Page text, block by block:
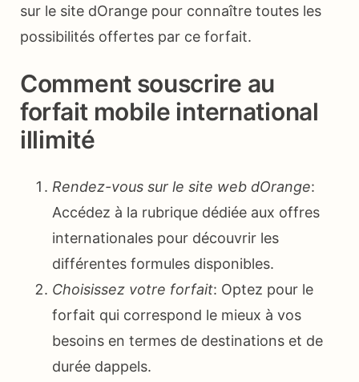
sur le site dOrange pour connaître toutes les
possibilités offertes par ce forfait.
Comment souscrire au
forfait mobile international
illimité
Rendez-vous sur le site web dOrange:
Accédez à la rubrique dédiée aux offres
internationales pour découvrir les
différentes formules disponibles.
Choisissez votre forfait: Optez pour le
forfait qui correspond le mieux à vos
besoins en termes de destinations et de
durée dappels.